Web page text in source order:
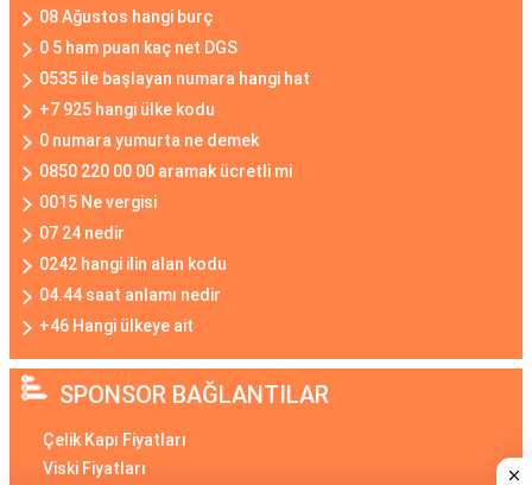
08 Ağustos hangi burç
0 5 ham puan kaç net DGS
0535 ile başlayan numara hangi hat
+7 925 hangi ülke kodu
0 numara yumurta ne demek
0850 220 00 00 aramak ücretli mi
0015 Ne vergisi
07 24 nedir
0242 hangi ilin alan kodu
04.44 saat anlamı nedir
+46 Hangi ülkeye ait
SPONSOR BAĞLANTILAR
Çelik Kapı Fiyatları
Viski Fiyatları